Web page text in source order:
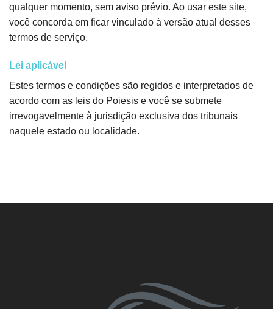
qualquer momento, sem aviso prévio. Ao usar este site,
você concorda em ficar vinculado à versão atual desses
termos de serviço.
Lei aplicável
Estes termos e condições são regidos e interpretados de
acordo com as leis do Poiesis e você se submete
irrevogavelmente à jurisdição exclusiva dos tribunais
naquele estado ou localidade.